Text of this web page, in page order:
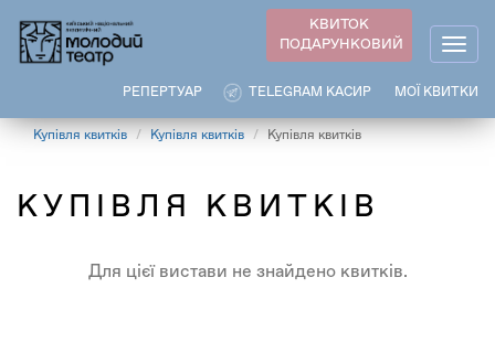
основного
КВИТОК
ПОДАРУНКОВИЙ
МОЇ КВИТКИ
TELEGRAM КАСИР
РЕПЕРТУАР
Купівля квитків Купівля квитків Купівля квитків
КУПІВЛЯ КВИТКІВ
Для цієї вистави не знайдено квитків.